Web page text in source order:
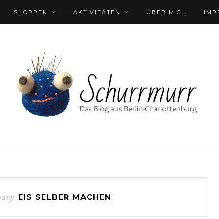
SHOPPEN AKTIVITÄTEN ÜBER MICH
EIS SELBER MACHEN